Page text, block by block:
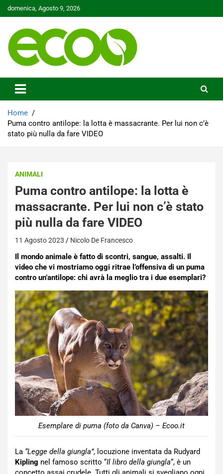
Skip
to
domenica, Agosto 9, 2026
Ecoo.it
Home
Puma contro antilope: la lotta è massacrante. Per lui non c’è
stato più nulla da fare VIDEO
ANIMALI
Puma contro antilope: la lotta è
massacrante. Per lui non c’è stato
più nulla da fare VIDEO
11 Agosto 2023 Nicolo De Francesco
Il mondo animale è fatto di scontri, sangue, assalti. Il
video che vi mostriamo oggi ritrae l’offensiva di un puma
contro un’antilope: chi avrà la meglio tra i due esemplari?
Esemplare di puma (foto da Canva) – Ecoo.it
La “Legge della giungla”, locuzione inventata da Rudyard
Kipling nel famoso scritto “Il libro della giungla“, è un